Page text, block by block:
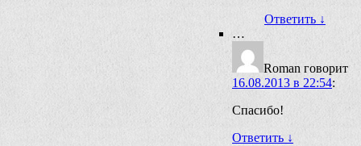
Ответить ↓
…
Roman говорит
16.08.2013 в 22:54:
Спасибо!
Ответить ↓